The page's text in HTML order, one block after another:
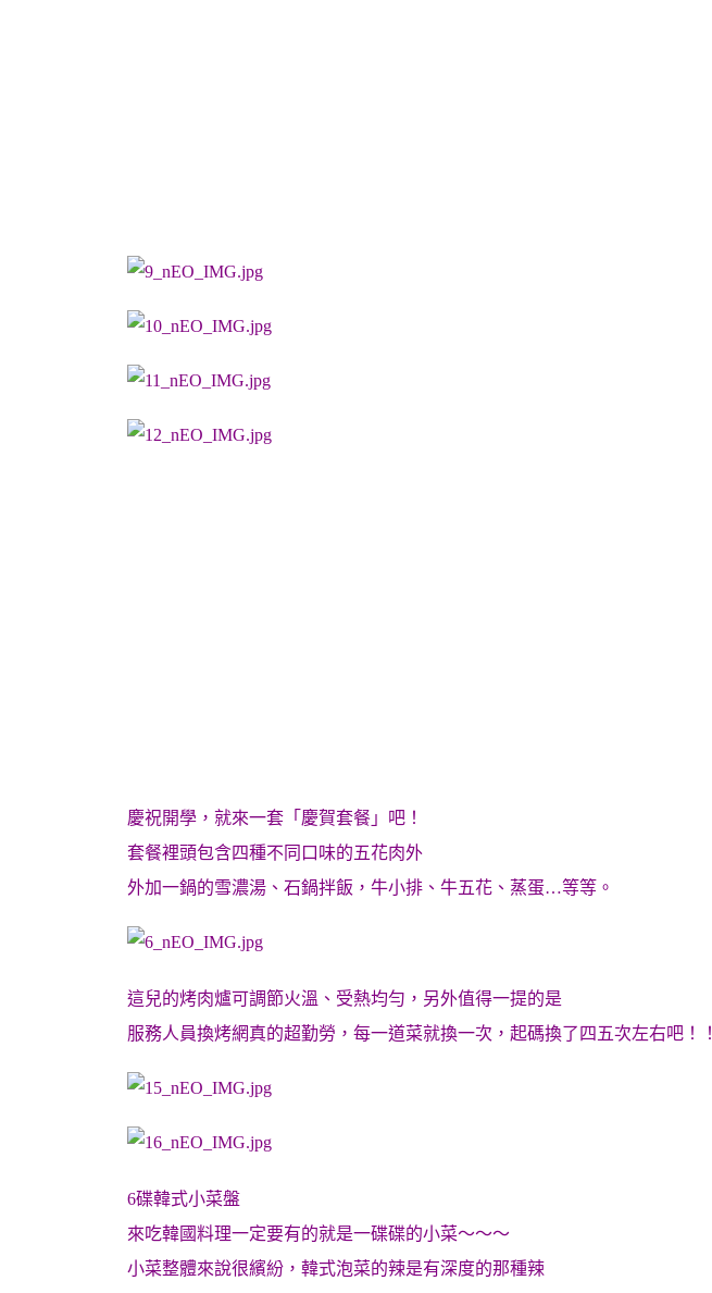
慶祝開學，就來一套「慶賀套餐」吧！
套餐裡頭包含四種不同口味的五花肉外
外加一鍋的雪濃湯、石鍋拌飯，牛小排、牛五花、蒸蛋…等等。
這兒的烤肉爐可調節火溫、受熱均勻，另外值得一提的是
服務人員換烤網真的超勤勞，每一道菜就換一次，起碼換了四五次左右吧！！
6碟韓式小菜盤
來吃韓國料理一定要有的就是一碟碟的小菜～～～
小菜整體來說很繽紛，韓式泡菜的辣是有深度的那種辣